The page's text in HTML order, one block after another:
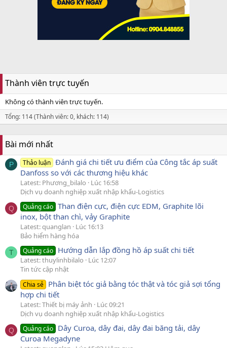
Thành viên trực tuyến
Không có thành viên trực tuyến.
Tổng: 114 (Thành viên: 0, khách: 114)
Bài mới nhất
P Thảo luận Đánh giá chi tiết ưu điểm của Công tắc áp suất
Danfoss so với các thương hiệu khác
Latest: Phương_bilalo
Lúc 16:58
Dịch vụ doanh nghiệp xuất nhập khẩu-Logistics
Q Quảng cáo Than điện cực, điện cực EDM, Graphite lõi
inox, bột than chì, vảy Graphite
Latest: quanglan
Lúc 16:13
Bảo hiểm hàng hóa
T Quảng cáo Hướng dẫn lắp đồng hồ áp suất chi tiết
Latest: thuylinhbilalo
Lúc 12:07
Tin tức cập nhật
Chia sẻ Phân biệt tóc giả bằng tóc thật và tóc giả sợi tổng
hợp chi tiết
Latest: Thiết bị máy ảnh
Lúc 09:21
Dịch vụ doanh nghiệp xuất nhập khẩu-Logistics
Q Quảng cáo Dây Curoa, dây đai, dây đai băng tải, dây
Curoa Megadyne